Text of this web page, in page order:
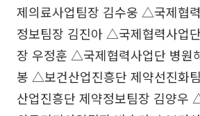
제의료사업팀장 김수웅 △국제협
정보팀장 김진아 △국제협력사업
장 우정훈 △국제협력사업단 병원
봉 △보건산업진흥단 제약선진화
산업진흥단 제약정보팀장 김양우